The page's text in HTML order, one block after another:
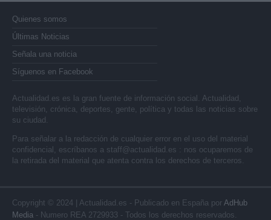
Quienes somos
Últimas Noticias
Señala una noticia
Síguenos en Facebook
Actualidad.es es la gran fuente de información social. Actualidad,
televisión, crónica, deportes, gente, política y todas las noticias sobre
su ciudad.
Para señalar a la redacción de cualquier error en el uso del material
confidencial, escríbanos a staff@actualidad.es : nos ocuparemos de
la retirada del material que atenta contra los derechos de terceros.
Copyright © 2024 | Actualidad.es - Publicado en España por AdHub
Media - Numero REA 2729933 - Todos los derechos reservados.